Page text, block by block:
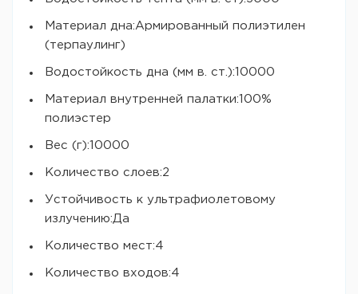
Материал дна:Армированный полиэтилен
(терпаулинг)
Водостойкость дна (мм в. ст.):10000
Материал внутренней палатки:100%
полиэстер
Вес (г):10000
Количество слоев:2
Устойчивость к ультрафиолетовому
излучению:Да
Количество мест:4
Количество входов:4